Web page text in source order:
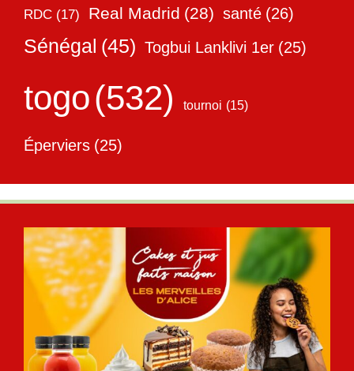
RDC (17) Real Madrid (28) santé (26)
Sénégal (45) Togbui Lanklivi 1er (25)
togo(532) tournoi (15)
Éperviers (25)